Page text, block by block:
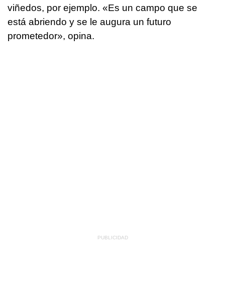
viñedos, por ejemplo. «Es un campo que se
está abriendo y se le augura un futuro
prometedor», opina.